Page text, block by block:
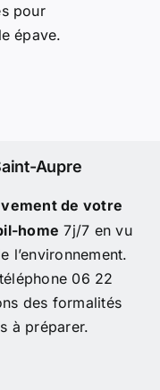
pour
épave.
Aupre
de votre
home 7j/7 en vu
l’environnement.
06 22
des formalités
à préparer.